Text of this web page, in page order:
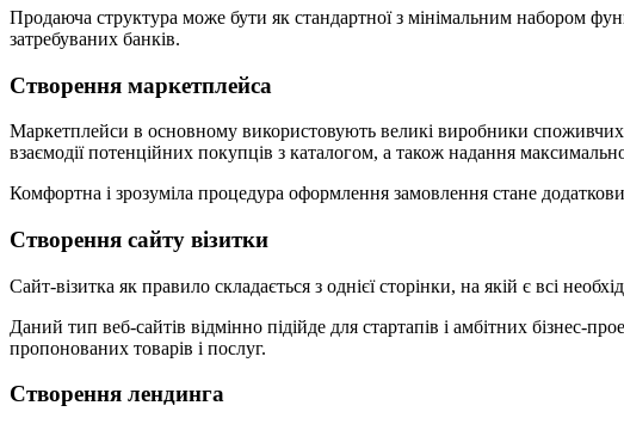
Продаюча структура може бути як стандартної з мінімальним набором
затребуваних банків.
Створення маркетплейса
Маркетплейси в основному використовують великі виробники споживчих
взаємодії потенційних покупців з каталогом, а також надання
Комфортна і зрозуміла процедура оформлення замовлення стане
Створення сайту візитки
Сайт-візитка як правило складається з однієї сторінки, на якій є всі
Даний тип веб-сайтів відмінно підійде для стартапів і амбітних бізнес-
пропонованих товарів і послуг.
Створення лендинга